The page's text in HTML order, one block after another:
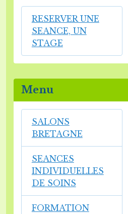
RESERVER UNE
SEANCE, UN
STAGE
Menu
SALONS
BRETAGNE
SEANCES
INDIVIDUELLES
DE SOINS
FORMATION